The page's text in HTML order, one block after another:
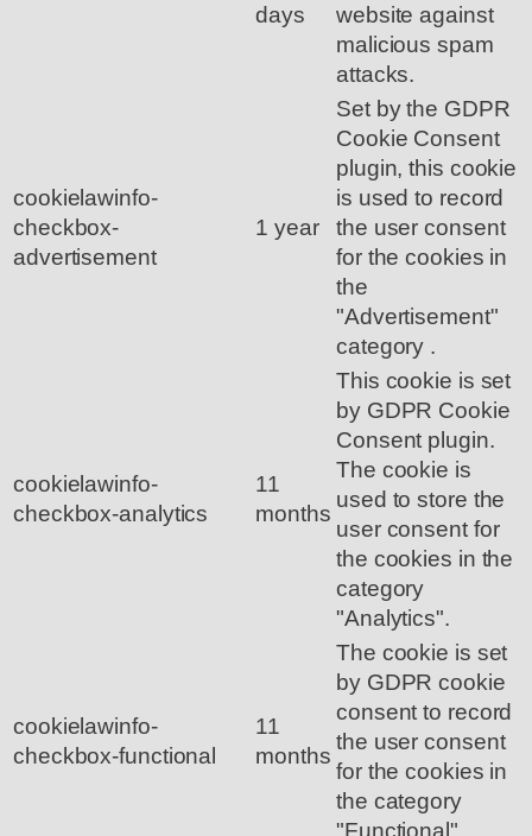
days
website against
malicious spam
attacks.
cookielawinfo-
checkbox-
advertisement
1 year
Set by the GDPR
Cookie Consent
plugin, this cookie
is used to record
the user consent
for the cookies in
the
"Advertisement"
category .
cookielawinfo-
checkbox-analytics
11
months
This cookie is set
by GDPR Cookie
Consent plugin.
The cookie is
used to store the
user consent for
the cookies in the
category
"Analytics".
cookielawinfo-
checkbox-functional
11
months
The cookie is set
by GDPR cookie
consent to record
the user consent
for the cookies in
the category
"Functional".